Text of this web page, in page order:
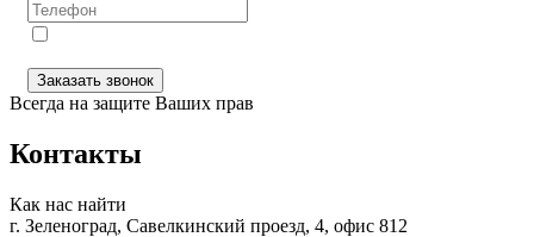
Заказать звонок
Всегда на защите Ваших прав
Контакты
Как нас найти
г. Зеленоград, Савелкинский проезд, 4, офис 812